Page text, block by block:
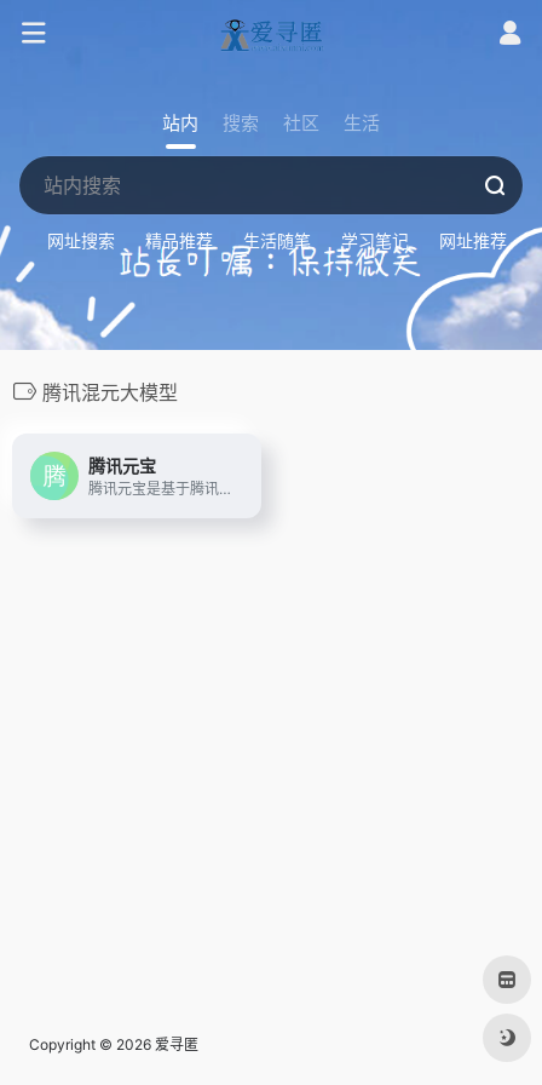
站内 搜索 社区 生活
网址搜索 精品推荐 生活随笔 学习笔记 网址推荐
腾讯混元大模型
腾讯元宝
腾讯元宝是基于腾讯混元大模型的AI应用，可以帮你写作绘画文案翻译编程搜索阅读总结的全能助手
Copyright © 2026 爱寻匿